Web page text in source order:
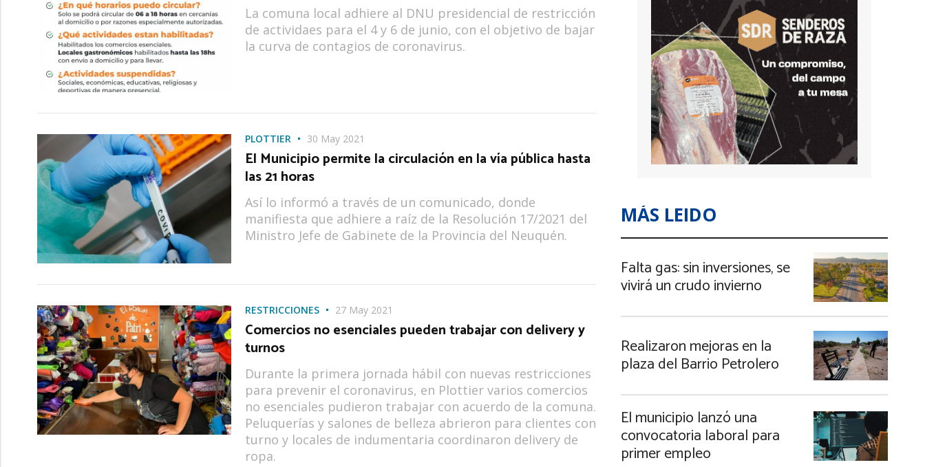
La comuna local adhiere al DNU presidencial de restricción
de actividaes para el 4 y 6 de junio, con el objetivo de bajar
la curva de contagios de coronavirus.
PLOTTIER 30 May 2021
El Municipio permite la circulación en la vía pública hasta
las 21 horas
Así lo informó a través de un comunicado, donde
manifiesta que adhiere a raíz de la Resolución 17/2021 del
Ministro Jefe de Gabinete de la Provincia del Neuquén.
RESTRICCIONES 27 May 2021
Comercios no esenciales pueden trabajar con delivery y
turnos
Durante la primera jornada hábil con nuevas restricciones
para prevenir el coronavirus, en Plottier varios comercios
no esenciales pudieron trabajar con acuerdo de la comuna.
Peluquerías y salones de belleza abrieron para clientes con
turno y locales de indumentaria coordinaron delivery de
ropa.
MÁS LEIDO
Falta gas: sin inversiones, se
vivirá un crudo invierno
Realizaron mejoras en la
plaza del Barrio Petrolero
El municipio lanzó una
convocatoria laboral para
primer empleo